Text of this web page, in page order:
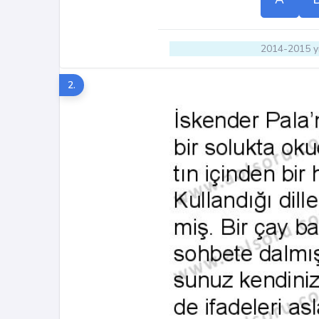
2014-2015
2.